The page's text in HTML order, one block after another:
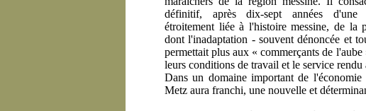
définitif, après dix-sept années d'une
étroitement liée à l'histoire messine, de la
dont l'inadaptation - souvent dénoncée et
permettait plus aux « commerçants de
leurs conditions de travail et le service rendu
Dans un domaine important de
Metz aura franchi, une nouvelle et